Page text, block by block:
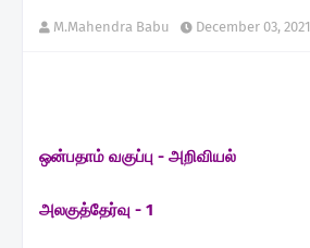
M.Mahendra Babu December 03, 2021
ஒன்பதாம் வகுப்பு - அறிவியல்
அலகுத்தேர்வு - 1